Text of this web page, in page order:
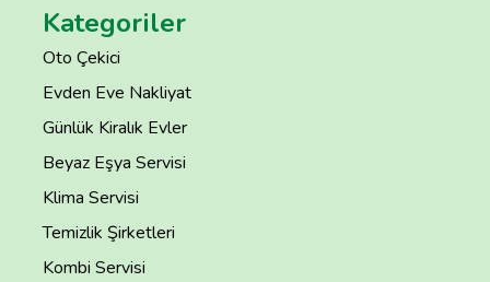
Kategoriler
Oto Çekici
Evden Eve Nakliyat
Günlük Kiralık Evler
Beyaz Eşya Servisi
Klima Servisi
Temizlik Şirketleri
Kombi Servisi